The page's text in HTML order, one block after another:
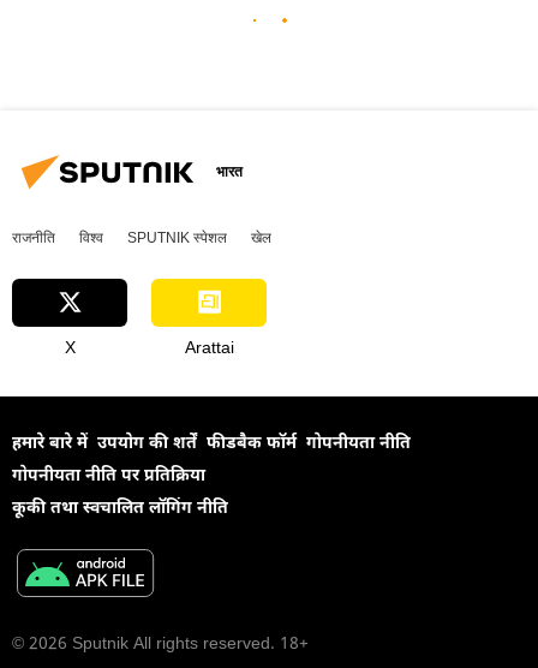
भारत
राजनीति विश्व SPUTNIK स्पेशल खेल
X Arattai
हमारे बारे में उपयोग की शर्तें फीडबैक फॉर्म गोपनीयता नीति
गोपनीयता नीति पर प्रतिक्रिया
कूकी तथा स्वचालित लॉगिंग नीति
© 2026 Sputnik All rights reserved. 18+